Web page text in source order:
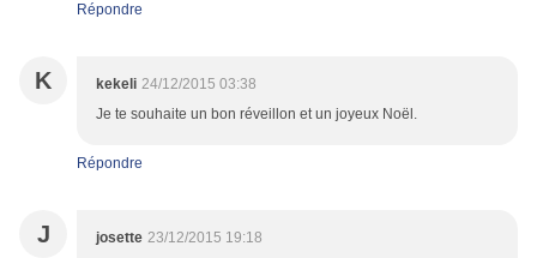
Répondre
K kekeli 24/12/2015 03:38
Je te souhaite un bon réveillon et un joyeux Noël.
Répondre
J josette 23/12/2015 19:18